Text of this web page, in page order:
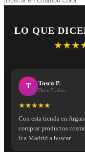
LO QUE
T Tosca P.
Hace 3 años
★★★★★
Con esta tienda en
comprar productos
ir a Madrid a buscar.